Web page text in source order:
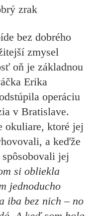
zrak
bez dobrého
zmysel
oň je základnou
Erika
operáciu
v Bratislave.
okuliare, ktoré jej
a keďže
jej
si obliekla
jednoducho
iba bez nich – no